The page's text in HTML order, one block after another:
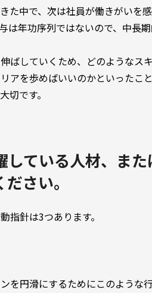
た中で、次は社員が働きがいを
は年功序列ではないので、中長
ばしていくため、どのようなス
アを歩めばいいのかといったこ
切です。
している人材、ま
さい。
指針は3つあります。
を円滑にするためにこのような